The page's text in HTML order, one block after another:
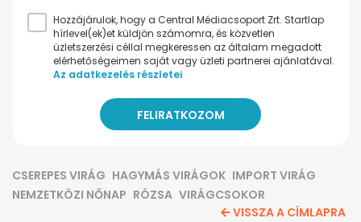
Hozzájárulok, hogy a Central Médiacsoport Zrt. Startlap
hírlevel(ek)et küldjön számomra, és közvetlen
üzletszerzési céllal megkeressen az általam megadott
elérhetőségeimen saját vagy üzleti partnerei ajánlatával.
Az adatkezelés részletei
CSEREPES VIRÁG HAGYMÁS VIRÁGOK IMPORT VIRÁG
NEMZETKÖZI NŐNAP RÓZSA VIRÁGCSOKOR
VISSZA A CÍMLAPRA